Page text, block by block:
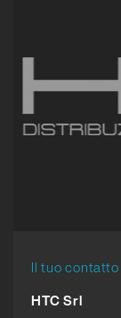
Il tuo
HTC Srl